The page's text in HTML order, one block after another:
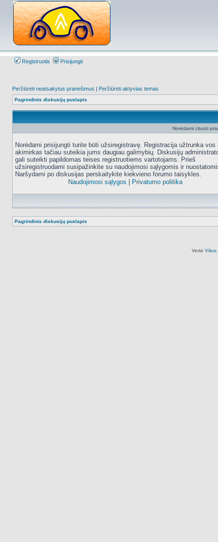
Registruotis Prisijungti
Peržiūrėti neatsakytus pranešimus | Peržiūrėti aktyvias temas
Pagrindinis diskusijų puslapis
Norėdami cituoti
Norėdami prisijungti turite būti užsiregistravę. Registracija užtrunka vos
akimirkas tačiau suteikia jums daugiau galimybių. Diskusijų
gali suteikti papildomas teises registruotiems vartotojams. Prieš
užsiregistruodami susipažinkite su naudojimosi sąlygomis ir
Naršydami po diskusijas perskaitykite kiekvieno forumo taisykles.
Naudojimosi sąlygos
Privatumo politika
Pagrindinis diskusijų puslapis
Vertė Vilius